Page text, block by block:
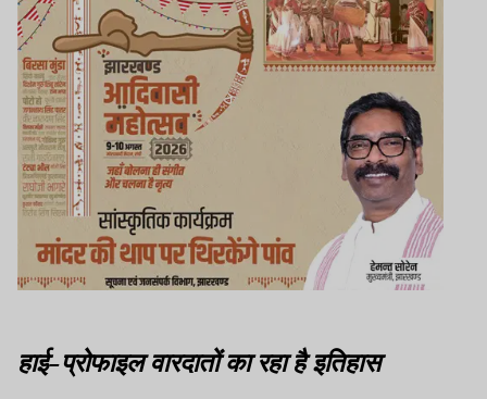
हाई-प्रोफाइल वारदातों का रहा है इतिहास